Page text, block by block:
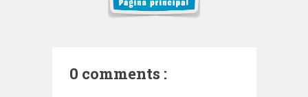
0 comments :